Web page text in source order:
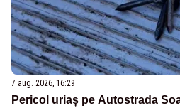
7 aug. 2026, 16:29
Pericol uriaș pe Autostrada